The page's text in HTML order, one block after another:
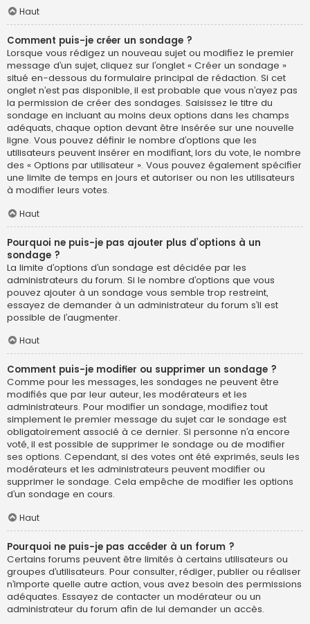
Haut
Comment puis-je créer un sondage ?
Lorsque vous rédigez un nouveau sujet ou modifiez le premier
message d’un sujet, cliquez sur l’onglet « Créer un sondage »
situé en-dessous du formulaire principal de rédaction. Si cet
onglet n’est pas disponible, il est probable que vous n’ayez pas
la permission de créer des sondages. Saisissez le titre du
sondage en incluant au moins deux options dans les champs
adéquats, chaque option devant être insérée sur une nouvelle
ligne. Vous pouvez définir le nombre d’options que les
utilisateurs peuvent insérer en modifiant, lors du vote, le nombre
des « Options par utilisateur ». Vous pouvez également spécifier
une limite de temps en jours et autoriser ou non les utilisateurs
à modifier leurs votes.
Haut
Pourquoi ne puis-je pas ajouter plus d’options à un
sondage ?
La limite d’options d’un sondage est décidée par les
administrateurs du forum. Si le nombre d’options que vous
pouvez ajouter à un sondage vous semble trop restreint,
essayez de demander à un administrateur du forum s’il est
possible de l’augmenter.
Haut
Comment puis-je modifier ou supprimer un sondage ?
Comme pour les messages, les sondages ne peuvent être
modifiés que par leur auteur, les modérateurs et les
administrateurs. Pour modifier un sondage, modifiez tout
simplement le premier message du sujet car le sondage est
obligatoirement associé à ce dernier. Si personne n’a encore
voté, il est possible de supprimer le sondage ou de modifier
ses options. Cependant, si des votes ont été exprimés, seuls les
modérateurs et les administrateurs peuvent modifier ou
supprimer le sondage. Cela empêche de modifier les options
d’un sondage en cours.
Haut
Pourquoi ne puis-je pas accéder à un forum ?
Certains forums peuvent être limités à certains utilisateurs ou
groupes d’utilisateurs. Pour consulter, rédiger, publier ou réaliser
n’importe quelle autre action, vous avez besoin des permissions
adéquates. Essayez de contacter un modérateur ou un
administrateur du forum afin de lui demander un accès.